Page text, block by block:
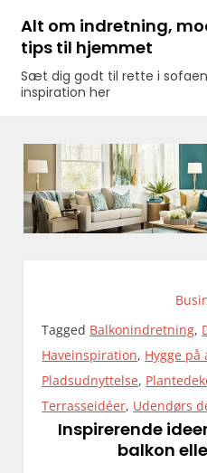
content
Alt om indretning,
tips til hjemmet
Sæt dig godt til rette i sofaen
inspiration her
Tagged Balkonindretning,
Haveinspiration, Hygge på
Pladsudnyttelse,
Terrasseidéer, Udendørs
Inspirerende
balkon